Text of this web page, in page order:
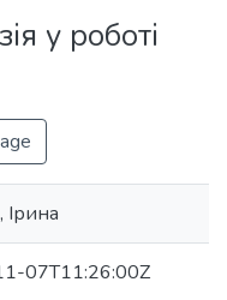
у роботі
Ірина
07T11:26:00Z